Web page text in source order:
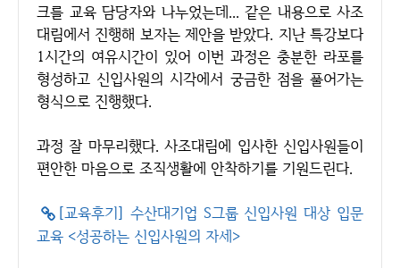
크를 교육 담당자와 나누었는데... 같은 내용으로 사조
대림에서 진행해 보자는 제안을 받았다. 지난 특강보다
1시간의 여유시간이 있어 이번 과정은 충분한 라포를
형성하고 신입사원의 시각에서 궁금한 점을 풀어가는
형식으로 진행했다.
과정 잘 마무리했다. 사조대림에 입사한 신입사원들이
편안한 마음으로 조직생활에 안착하기를 기원드린다.
[교육후기] 수산대기업 S그룹 신입사원 대상 입문
교육 <성공하는 신입사원의 자세>